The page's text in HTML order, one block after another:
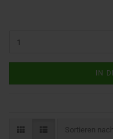
IN
Sortieren nach
Sortieren nach